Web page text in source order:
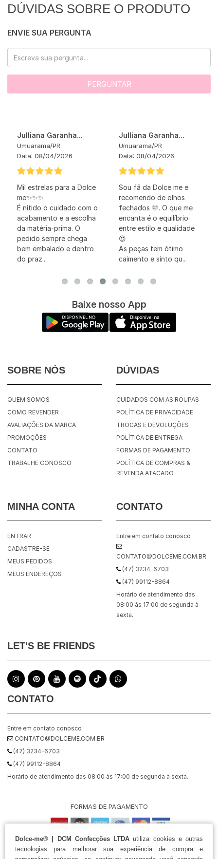
Dolce-me® | DCM Confecções LTDA utiliza cookies e outras
tecnologias para melhorar sua experiência de compra e
DÚVIDAS SOBRE O PRODUTO
ENVIE SUA PERGUNTA
PERGUNTAR
Julliana Garanha...
Umuarama/PR
Data: 08/04/2026
Mil estrelas para a Dolce
me✨✨✨
É nítido o cuidado com o
acabamento e a escolha
da matéria-prima. O
pedido sempre chega
bem embalado e dentro
do praz...
Julliana Garanha...
Umuarama/PR
Data: 08/04/2026
Sou fã da Dolce me e
recomendo de olhos
fechados 🩷. O que me
encanta é o equilíbrio
entre estilo e qualidade
😍
As peças tem ótimo
caimento e sinto qu...
Baixe nosso App
SOBRE NÓS
QUEM SOMOS
COMO REVENDER
AVALIAÇÕES DA MARCA
PROMOÇÕES
CONTATO
TRABALHE CONOSCO
DÚVIDAS
CUIDADOS COM AS ROUPAS
POLÍTICA DE PRIVACIDADE
TROCAS E DEVOLUÇÕES
POLÍTICA DE ENTREGA
FORMAS DE PAGAMENTO
POLÍTICA DE COMPRAS &
REVENDA ATACADO
MINHA CONTA
ENTRAR
CADASTRE-SE
MEUS PEDIDOS
MEUS ENDEREÇOS
CONTATO
Entre em contato conosco
CONTATO@DOLCEME.COM.BR
(47) 3234-6703
(47) 99112-8864
Horário de atendimento das
08:00 às 17:00 de segunda à
sexta.
LET'S BE FRIENDS
CONTATO
Entre em contato conosco
CONTATO@DOLCEME.COM.BR
(47) 3234-6703
(47) 99112-8864
Horário de atendimento das 08:00 às 17:00 de segunda à sexta.
FORMAS DE PAGAMENTO